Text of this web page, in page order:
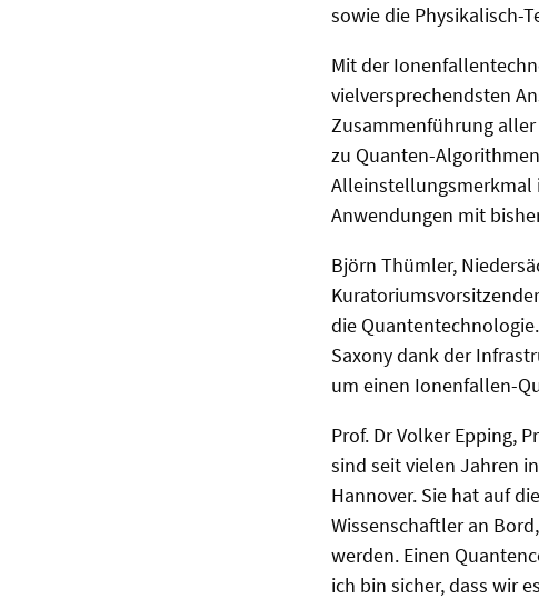
sowie die Physikalisch-
Mit der
vielversprechendsten
Zusammenführung
zu Quanten-
Alleinstellungsmerkmal
Anwendungen mit
Björn Thümler,
die
Saxony dank der
um einen Ionenfallen-
Prof. Dr Volker Epping,
sind seit vielen Jahren
Hannover. Sie hat auf
Wissenschaftler an
werden. Einen
ich bin sicher, dass wir